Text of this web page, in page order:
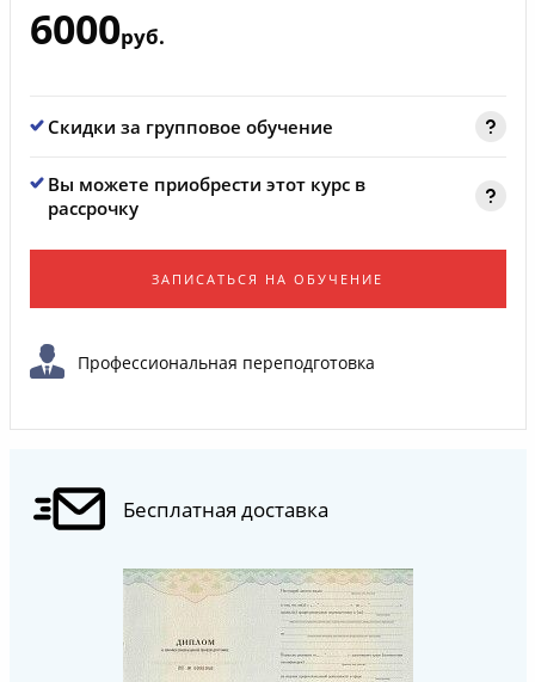
6000руб.
Скидки за групповое обучение
Вы можете приобрести этот курс в
рассрочку
ЗАПИСАТЬСЯ НА ОБУЧЕНИЕ
Профессиональная переподготовка
Бесплатная доставка